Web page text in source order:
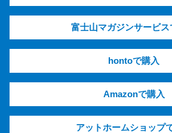
富士山マガジンサービス
hontoで購入
Amazonで購入
アットホームショップ